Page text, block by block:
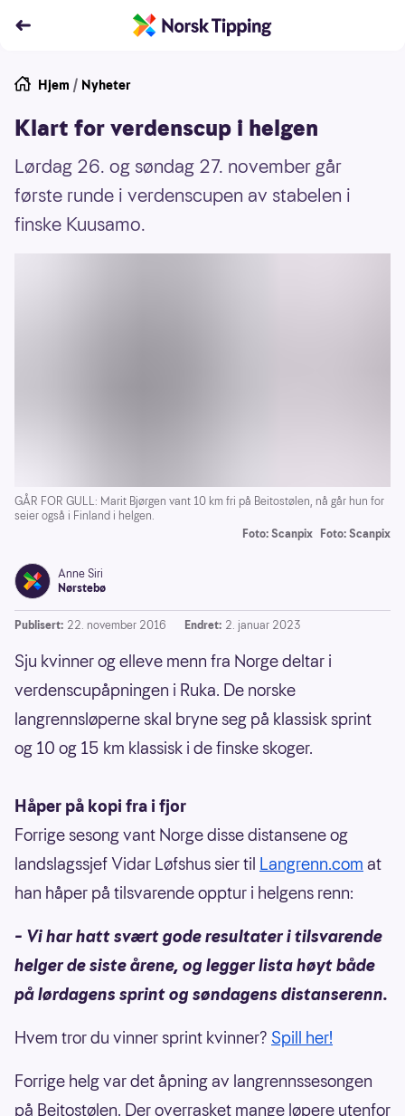
Hjem / Nyheter
Klart for verdenscup i helgen
Lørdag 26. og søndag 27. november går
første runde i verdenscupen av stabelen i
finske Kuusamo.
GÅR FOR GULL: Marit Bjørgen vant 10 km fri på Beitostølen, nå går hun for
seier også i Finland i helgen.
Foto: Scanpix Foto: Scanpix
Anne Siri
Nørstebø
Publisert: 22. november 2016 Endret: 2. januar 2023
Sju kvinner og elleve menn fra Norge deltar i
verdenscupåpningen i Ruka. De norske
langrennsløperne skal bryne seg på klassisk sprint
og 10 og 15 km klassisk i de finske skoger.
Håper på kopi fra i fjor
Forrige sesong vant Norge disse distansene og
landslagssjef Vidar Løfshus sier til Langrenn.com at
han håper på tilsvarende opptur i helgens renn:
– Vi har hatt svært gode resultater i tilsvarende
helger de siste årene, og legger lista høyt både
på lørdagens sprint og søndagens distanserenn.
Hvem tror du vinner sprint kvinner? Spill her!
Forrige helg var det åpning av langrennssesongen
på Beitostølen. Der overrasket mange løpere utenfor